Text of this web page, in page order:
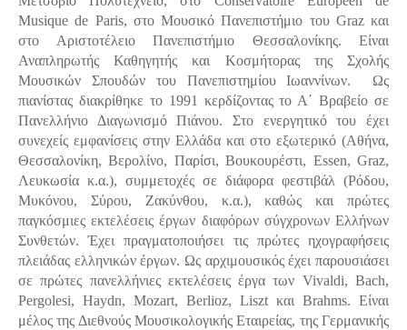
Musique de Paris, στο Μουσικό Πανεπιστήμιο του Graz και
στο Αριστοτέλειο Πανεπιστήμιο Θεσσαλονίκης. Είναι
Αναπληρωτής Καθηγητής και Κοσμήτορας της Σχολής
Μουσικών Σπουδών του Πανεπιστημίου Ιωαννίνων. Ως
πιανίστας διακρίθηκε το 1991 κερδίζοντας το Α΄ Βραβείο σε
Πανελλήνιο Διαγωνισμό Πιάνου. Στο ενεργητικό του έχει
συνεχείς εμφανίσεις στην Ελλάδα και στο εξωτερικό (Αθήνα,
Θεσσαλονίκη, Βερολίνο, Παρίσι, Βουκουρέστι, Essen, Graz,
Λευκωσία κ.α.), συμμετοχές σε διάφορα φεστιβάλ (Ρόδου,
Μυκόνου, Σύρου, Ζακύνθου, κ.α.), καθώς και πρώτες
παγκόσμιες εκτελέσεις έργων διαφόρων σύγχρονων Ελλήνων
Συνθετών. Έχει πραγματοποιήσει τις πρώτες ηχογραφήσεις
πλειάδας ελληνικών έργων. Ως αρχιμουσικός έχει παρουσιάσει
σε πρώτες πανελλήνιες εκτελέσεις έργα των Vivaldi, Bach,
Pergolesi, Haydn, Mozart, Berlioz, Liszt και Brahms. Είναι
μέλος της Διεθνούς Μουσικολογικής Εταιρείας, της Γερμανικής